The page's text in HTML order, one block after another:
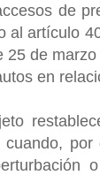
de
al artículo
25 de
en
por